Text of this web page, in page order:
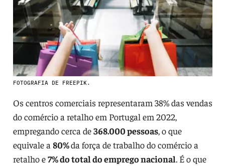
FOTOGRAFIA DE FREEPIK.
Os centros comerciais representaram 38% das vendas
do comércio a retalho em Portugal em 2022,
empregando cerca de368.000 pessoas, o que
equivale a 80%da força de trabalho do comércio a
retalho e7% do total do emprego nacional. É o que